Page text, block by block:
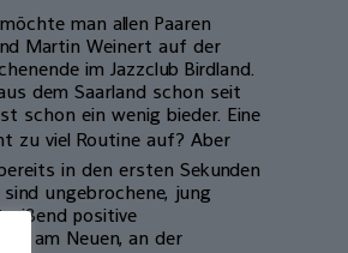
man allen Paaren
Martin Weinert auf der
im Jazzclub Birdland.
dem Saarland schon seit
schon ein wenig bieder. Eine
zu viel Routine auf? Aber
in den ersten Sekunden
ungebrochene, jung
positive
am Neuen, an der